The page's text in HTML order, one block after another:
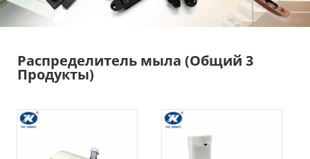
Распределитель мыла (Общий 3
Продукты)